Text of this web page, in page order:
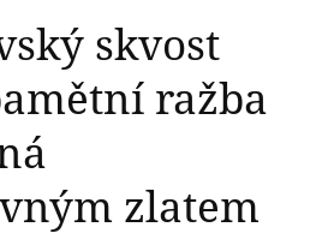
skvost
ražba
zlatem